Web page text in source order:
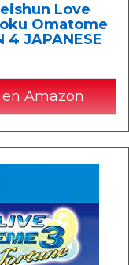
Love
Omatome
4 JAPANESE
Amazon